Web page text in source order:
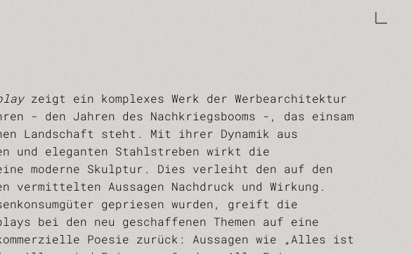
zeigt ein komplexes Werk der Werbearchitektur
- den Jahren des Nachkriegsbooms -, das einsam
Landschaft steht. Mit ihrer Dynamik aus
und eleganten Stahlstreben wirkt die
moderne Skulptur. Dies verleiht den auf den
vermittelten Aussagen Nachdruck und Wirkung.
gepriesen wurden, greift die
bei den neu geschaffenen Themen auf eine
Poesie zurück: Aussagen wie „Alles ist